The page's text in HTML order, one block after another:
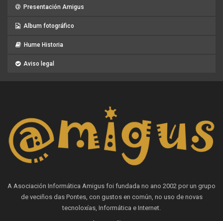
Presentación Amigus
Album fotográfico
Hume Historia
Aviso legal
A Asociación Informática Amigus foi fundada no ano 2002 por un grupo
de veciños das Pontes, con gustos en común, no uso de novas
tecnoloxías, Informática e Internet.